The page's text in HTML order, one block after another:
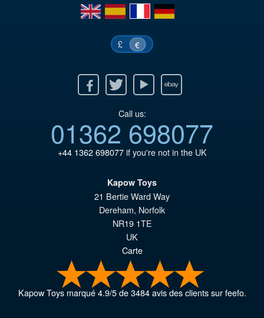
en
es fr de
£ €
Twitter Youtube Ebay
Call us:
01362 698077
+44 1362 698077if you're not in the UK
Kapow Toys
21 Bertie Ward Way
Dereham, Norfolk
NR19 1TE
UK
Carte
Kapow Toysmarqué4.9/5de3484avis des clients sur feefo.